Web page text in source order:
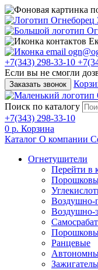
+7(343) 298-33-10
Если вы не смогли
Заказать звонок
Поиск по каталогу
+7(343) 298-33-10
0 р. Корзина
Каталог О компании
Огнетушители
Перейти в
Воздушно-
Воздушно-
Ранцевые